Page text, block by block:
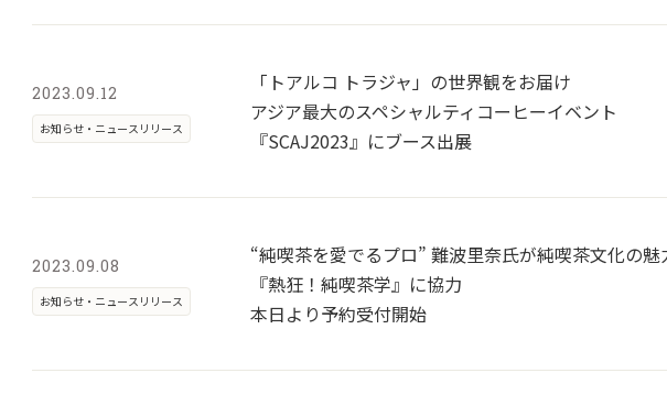
2023.09.12
お知らせ・ニュースリリース
「トアルコ トラジャ」の世界観をお届け
アジア最大のスペシャルティコーヒーイベント
『SCAJ2023』にブース出展
2023.09.08
お知らせ・ニュースリリース
“純喫茶を愛でるプロ” 難波里奈氏が純喫茶文化の
『熱狂！純喫茶学』に協力
本日より予約受付開始